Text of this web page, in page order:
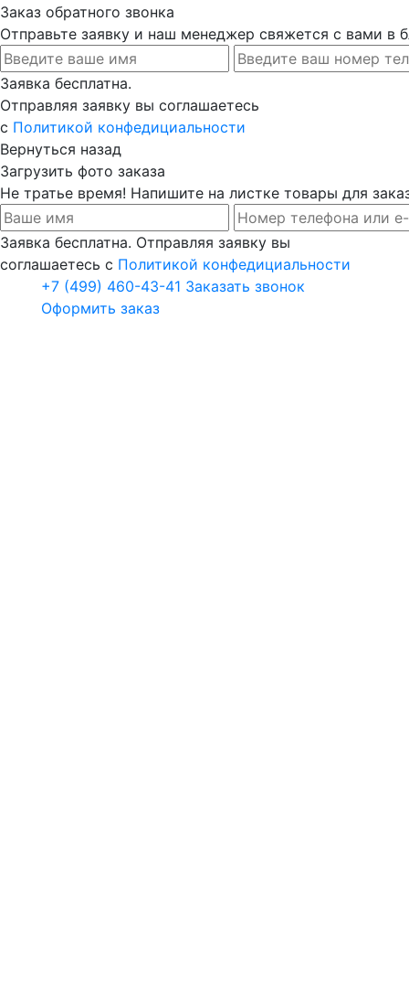
Заказ обратного звонка
Отправьте заявку и наш менеджер свяжется с вами в
Заявка бесплатна.
Отправляя заявку вы соглашаетесь
с Политикой конфедициальности
Вернуться назад
Загрузить фото заказа
Не тратье время! Напишите на листке товары для
Заявка бесплатна. Отправляя заявку вы
соглашаетесь с Политикой конфедициальности
+7 (499) 460-43-41 Заказать звонок
Оформить заказ